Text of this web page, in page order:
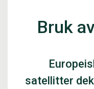
Bruk
satellitter